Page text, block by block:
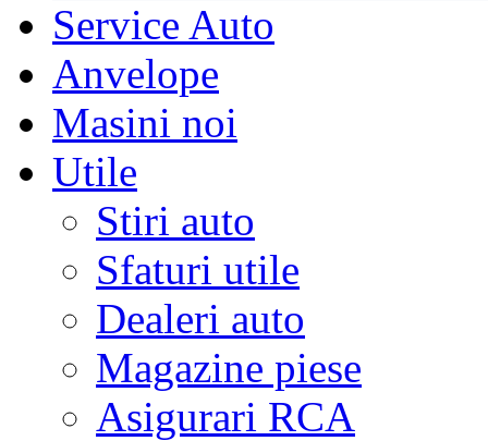
Service Auto
Anvelope
Masini noi
Utile
Stiri auto
Sfaturi utile
Dealeri auto
Magazine piese
Asigurari RCA